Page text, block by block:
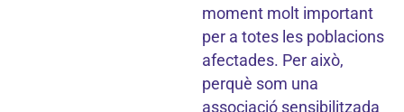
moment molt important
per a totes les poblacions
afectades. Per això,
perquè som una
associació sensibilitzada